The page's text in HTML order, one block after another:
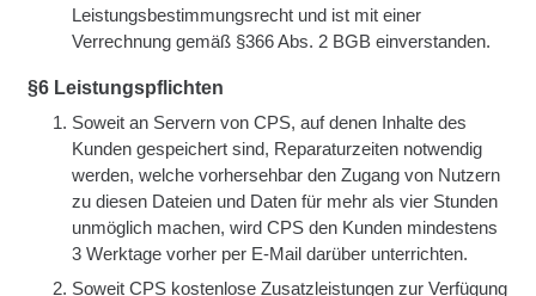
Leistungsbestimmungsrecht und ist mit einer
Verrechnung gemäß §366 Abs. 2 BGB einverstanden.
§6 Leistungspflichten
Soweit an Servern von CPS, auf denen Inhalte des
Kunden gespeichert sind, Reparaturzeiten notwendig
werden, welche vorhersehbar den Zugang von Nutzern
zu diesen Dateien und Daten für mehr als vier Stunden
unmöglich machen, wird CPS den Kunden mindestens
3 Werktage vorher per E-Mail darüber unterrichten.
Soweit CPS kostenlose Zusatzleistungen zur Verfügung